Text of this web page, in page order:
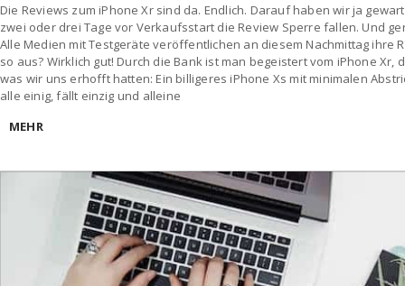
Die Reviews zum iPhone Xr sind da. Endlich. Darauf haben wir ja
zwei oder drei Tage vor Verkaufsstart die Review Sperre fallen. Und
Alle Medien mit Testgeräte veröffentlichen an diesem Nachmittag ihre
so aus? Wirklich gut! Durch die Bank ist man begeistert vom iPhone Xr,
was wir uns erhofft hatten: Ein billigeres iPhone Xs mit minimalen
alle einig, fällt einzig und alleine
MEHR